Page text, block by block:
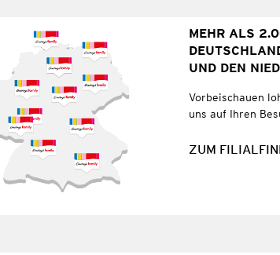
MEHR ALS
UND DEN
Vorbeischauen
uns auf Ihren
ZUM